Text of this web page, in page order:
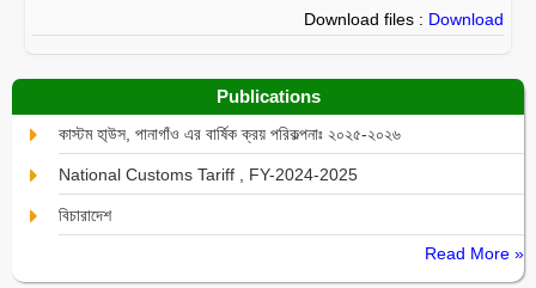
Download files : Download
Publications
কাস্টম হা্উস, পানাগাঁও এর বার্ষিক ক্রয় পরিকল্পনাঃ ২০২৫-২০২৬
National Customs Tariff , FY-2024-2025
বিচারাদেশ
Read More »